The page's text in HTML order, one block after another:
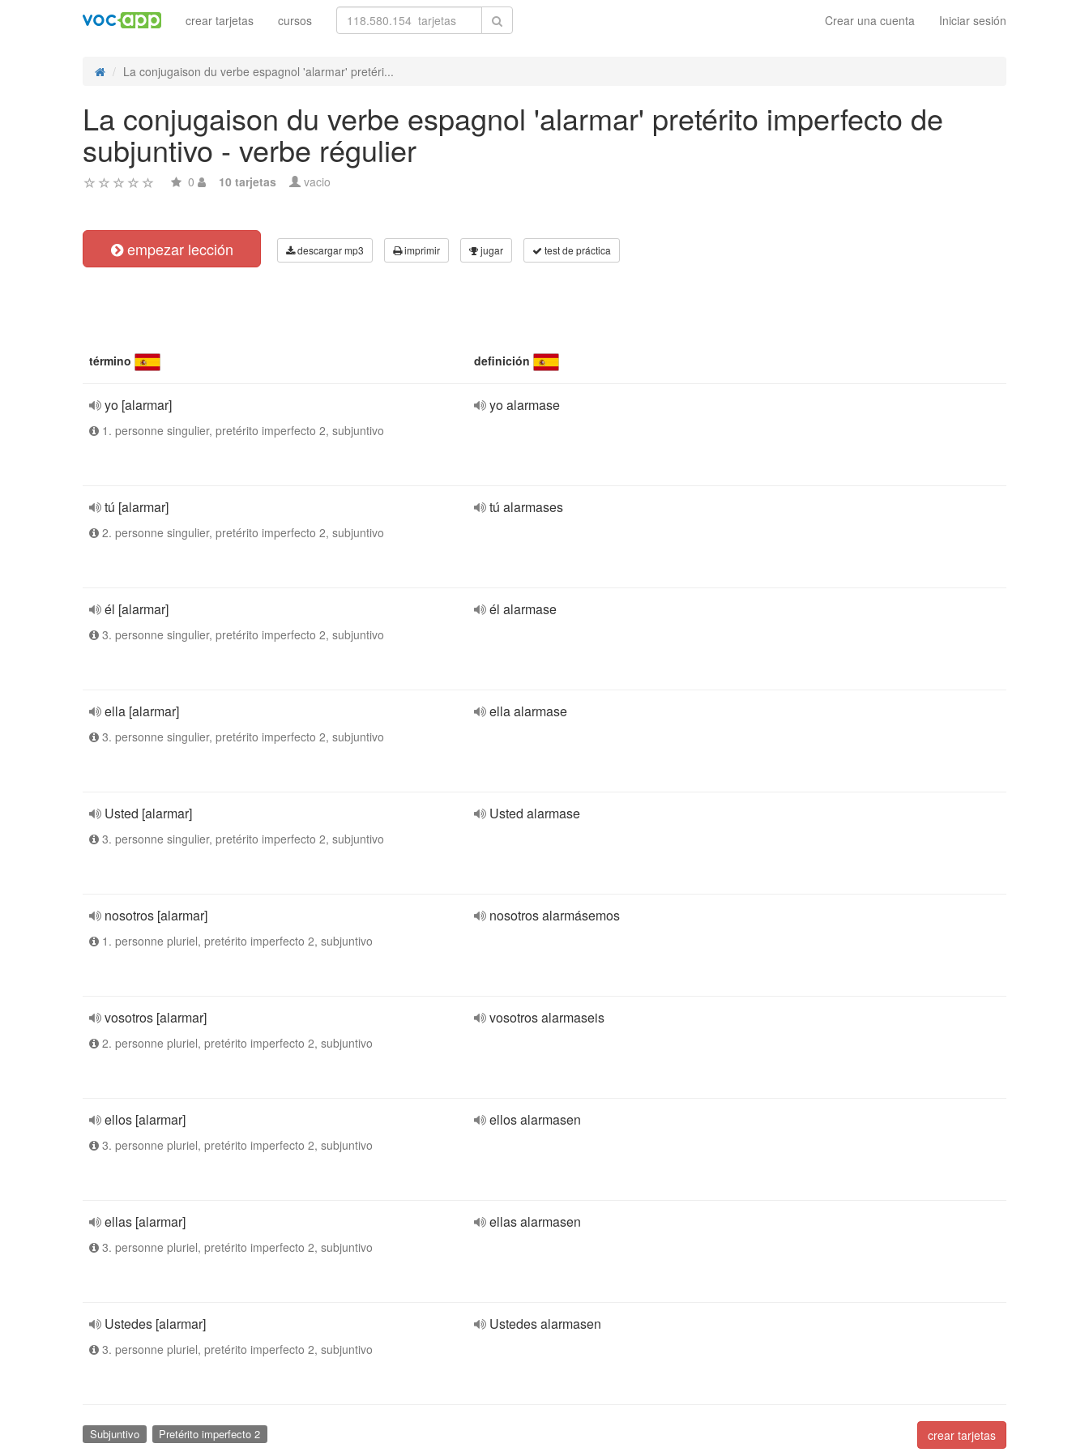
Crear una cuenta Iniciar sesión
crear tarjetas cursos
La conjugaison du verbe espagnol 'alarmar' pretéri...
La conjugaison du verbe espagnol 'alarmar' pretérito imperfecto de
subjuntivo - verbe régulier
0 10 tarjetas vacio
empezar lección descargar mp3 imprimir jugar test de práctica
término definición
yo [alarmar]
1. personne singulier, pretérito imperfecto 2, subjuntivo
yo alarmase
tú [alarmar]
2. personne singulier, pretérito imperfecto 2, subjuntivo
tú alarmases
él [alarmar]
3. personne singulier, pretérito imperfecto 2, subjuntivo
él alarmase
ella [alarmar]
3. personne singulier, pretérito imperfecto 2, subjuntivo
ella alarmase
Usted [alarmar]
3. personne singulier, pretérito imperfecto 2, subjuntivo
Usted alarmase
nosotros [alarmar]
1. personne pluriel, pretérito imperfecto 2, subjuntivo
nosotros alarmásemos
vosotros [alarmar]
2. personne pluriel, pretérito imperfecto 2, subjuntivo
vosotros alarmaseis
ellos [alarmar]
3. personne pluriel, pretérito imperfecto 2, subjuntivo
ellos alarmasen
ellas [alarmar]
3. personne pluriel, pretérito imperfecto 2, subjuntivo
ellas alarmasen
Ustedes [alarmar]
3. personne pluriel, pretérito imperfecto 2, subjuntivo
Ustedes alarmasen
crear tarjetas
Subjuntivo Pretérito imperfecto 2